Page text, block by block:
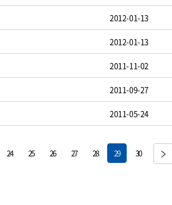
2012-01-13
2012-01-13
2011-11-02
2011-09-27
2011-05-24
24 25 26 27 28 29 30